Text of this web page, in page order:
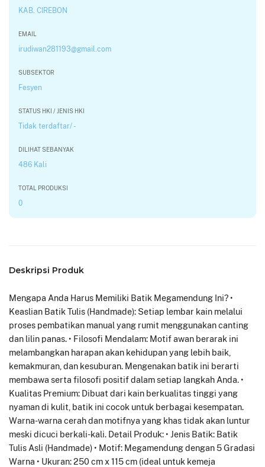
KAB. CIREBON
EMAIL
irudiwan281193@gmail.com
SUBSEKTOR
Fesyen
STATUS HKI / JENIS HKI
Tidak terdaftar/ -
DILIHAT SEBANYAK
486 Kali
TOTAL PRODUKSI
0
Deskripsi Produk
Mengapa Anda Harus Memiliki Batik Megamendung Ini? •
Keaslian Batik Tulis (Handmade): Setiap lembar kain melalui
proses pembatikan manual yang rumit menggunakan canting
dan lilin panas. • Filosofi Mendalam: Motif awan berarak ini
melambangkan harapan akan kehidupan yang lebih baik,
kemakmuran, dan kesuburan. Mengenakan batik ini berarti
membawa serta filosofi positif dalam setiap langkah Anda. •
Kualitas Premium: Dibuat dari kain berkualitas tinggi yang
nyaman di kulit, batik ini cocok untuk berbagai kesempatan.
Warna-warna cerah dan motifnya yang khas tidak akan luntur
meski dicuci berkali-kali. Detail Produk: • Jenis Batik: Batik
Tulis Asli (Handmade) • Motif: Megamendung dengan 5 Gradasi
Warna • Ukuran: 250 cm x 115 cm (ideal untuk kemeja